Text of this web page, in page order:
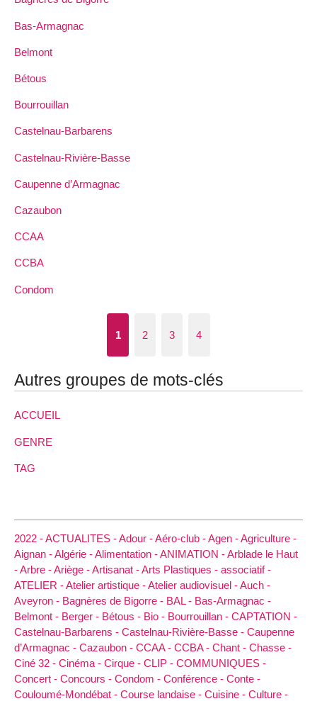
Bas-Armagnac
Belmont
Bétous
Bourrouillan
Castelnau-Barbarens
Castelnau-Rivière-Basse
Caupenne d’Armagnac
Cazaubon
CCAA
CCBA
Condom
1 2 3 4
Autres groupes de mots-clés
ACCUEIL
GENRE
TAG
2022 -ACTUALITES -Adour -Aéro-club -Agen -Agriculture -
Aignan -Algérie -Alimentation -ANIMATION -Arblade le Haut
-Arbre -Ariège -Artisanat -Arts Plastiques - associatif -
ATELIER -Atelier artistique -Atelier audiovisuel -Auch -
Aveyron - Bagnères de Bigorre - BAL - Bas-Armagnac -
Belmont - Berger - Bétous - Bio - Bourrouillan - CAPTATION -
Castelnau-Barbarens - Castelnau-Rivière-Basse - Caupenne
d’Armagnac - Cazaubon - CCAA - CCBA - Chant - Chasse -
Ciné 32 - Cinéma - Cirque - CLIP - COMMUNIQUES -
Concert - Concours - Condom - Conférence - Conte -
Couloumé-Mondébat - Course landaise - Cuisine - Culture -